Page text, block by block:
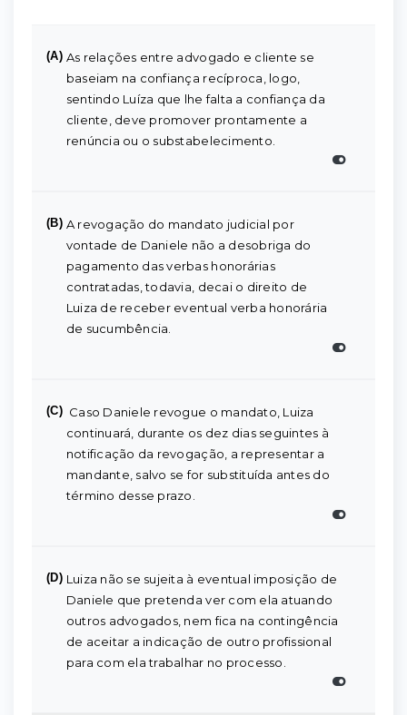
(A) As relações entre advogado e cliente se
baseiam na confiança recíproca, logo,
sentindo Luíza que lhe falta a confiança da
cliente, deve promover prontamente a
renúncia ou o substabelecimento.
(B) A revogação do mandato judicial por
vontade de Daniele não a desobriga do
pagamento das verbas honorárias
contratadas, todavia, decai o direito de
Luiza de receber eventual verba honorária
de sucumbência.
(C) Caso Daniele revogue o mandato, Luiza
continuará, durante os dez dias seguintes à
notificação da revogação, a representar a
mandante, salvo se for substituída antes do
término desse prazo.
(D) Luiza não se sujeita à eventual imposição de
Daniele que pretenda ver com ela atuando
outros advogados, nem fica na contingência
de aceitar a indicação de outro profissional
para com ela trabalhar no processo.